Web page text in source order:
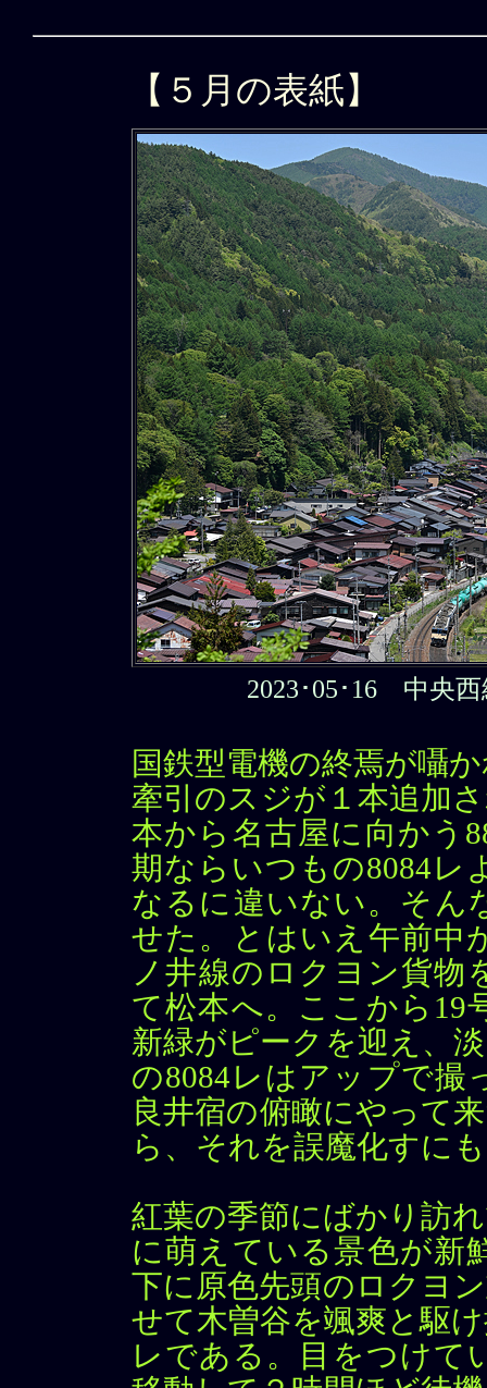
【５月の表紙】
2023･05･16 中央
国鉄型電機の終焉が囁
牽引のスジが１本追加
本から名古屋に向かう
期ならいつもの8084レ
なるに違いない。そん
せた。とはいえ午前中
ノ井線のロクヨン貨物
て松本へ。ここから19
新緑がピークを迎え、
の8084レはアップで撮
良井宿の俯瞰にやって
ら、それを誤魔化すに
紅葉の季節にばかり訪
に萌えている景色が新
下に原色先頭のロクヨ
せて木曽谷を颯爽と駆
レである。目をつけて